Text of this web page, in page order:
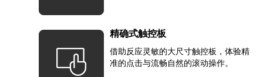
精确式触控板
借助反应灵敏的大尺寸触控板，体验精
准的点击与流畅自然的滚动操作。